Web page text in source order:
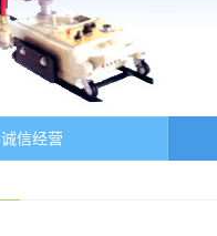
诚信经营